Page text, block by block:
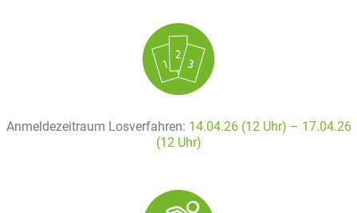
Anmeldezeitraum Losverfahren: 14.04.26 (12 Uhr) – 17.04.26
(12 Uhr)